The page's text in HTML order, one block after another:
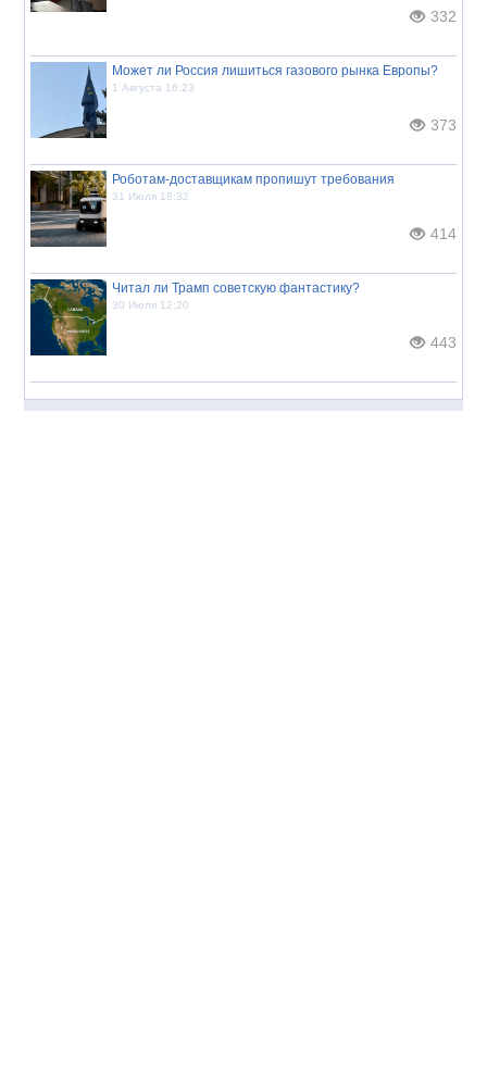
332
Может ли Россия лишиться газового рынка Европы?
1 Августа 16:23
373
Роботам-доставщикам пропишут требования
31 Июля 18:32
414
Читал ли Трамп советскую фантастику?
30 Июля 12:20
443